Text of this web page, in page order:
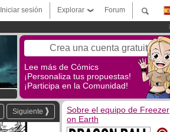
Forum
Explorar
Iniciar sesión
Crea una cuenta gratuita
Lee más de Cómics
¡Personaliza tus propuestas!
¡Participa en la Comunidad!
Siguiente
Sobre el equipo de Freezer
on Earth